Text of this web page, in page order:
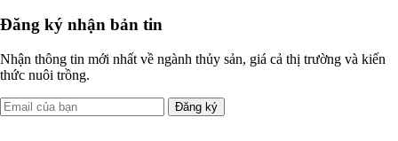
Đăng ký nhận bản tin
Nhận thông tin mới nhất về ngành thủy sản, giá cả thị trường và kiến
thức nuôi trồng.
Đăng ký